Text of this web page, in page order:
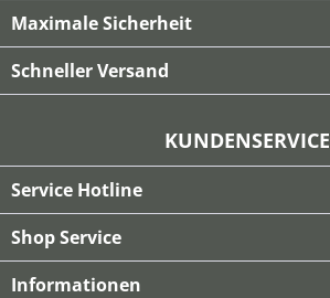
Maximale Sicherheit
Schneller Versand
KUNDENSERVICE
Service Hotline
Shop Service
Informationen